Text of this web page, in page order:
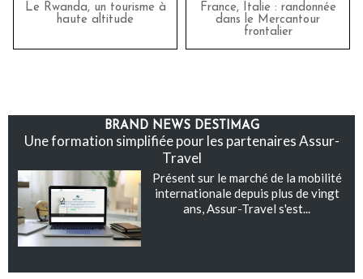
Le Rwanda, un tourisme à
haute altitude
France, Italie : randonnée
dans le Mercantour
frontalier
BRAND NEWS DESTIMAG
Une formation simplifiée pour les partenaires Assur-
Travel
Présent sur le marché de la mobilité
internationale depuis plus de vingt
ans, Assur-Travel s'est...